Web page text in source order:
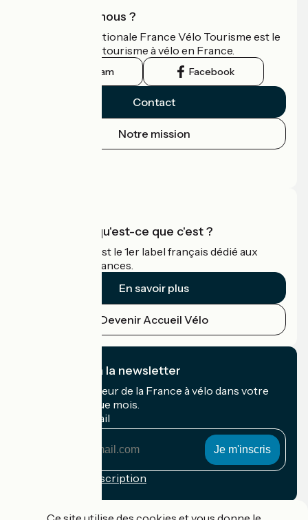
Qui sommes-nous ?
L'association nationale France Vélo Tourisme est le
guide officiel du tourisme à vélo en France.
Instagram Facebook
Contact
Notre mission
Accueil Vélo qu'est-ce que c'est ?
Accueil Vélo c'est le 1er label français dédié aux
cyclistes en vacances.
En savoir plus
Devenir Accueil Vélo
Je m'abonne à la newsletter
Recevez le meilleur de la France à vélo dans votre
boîte mail chaque mois.
Mon adresse mail
Conditions d'inscription